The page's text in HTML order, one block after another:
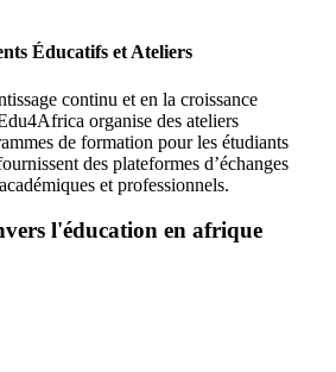
Éducatifs et Ateliers
continu et en la croissance
organise des ateliers
de formation pour les étudiants
des plateformes d’échanges
et professionnels.
l'éducation en afrique